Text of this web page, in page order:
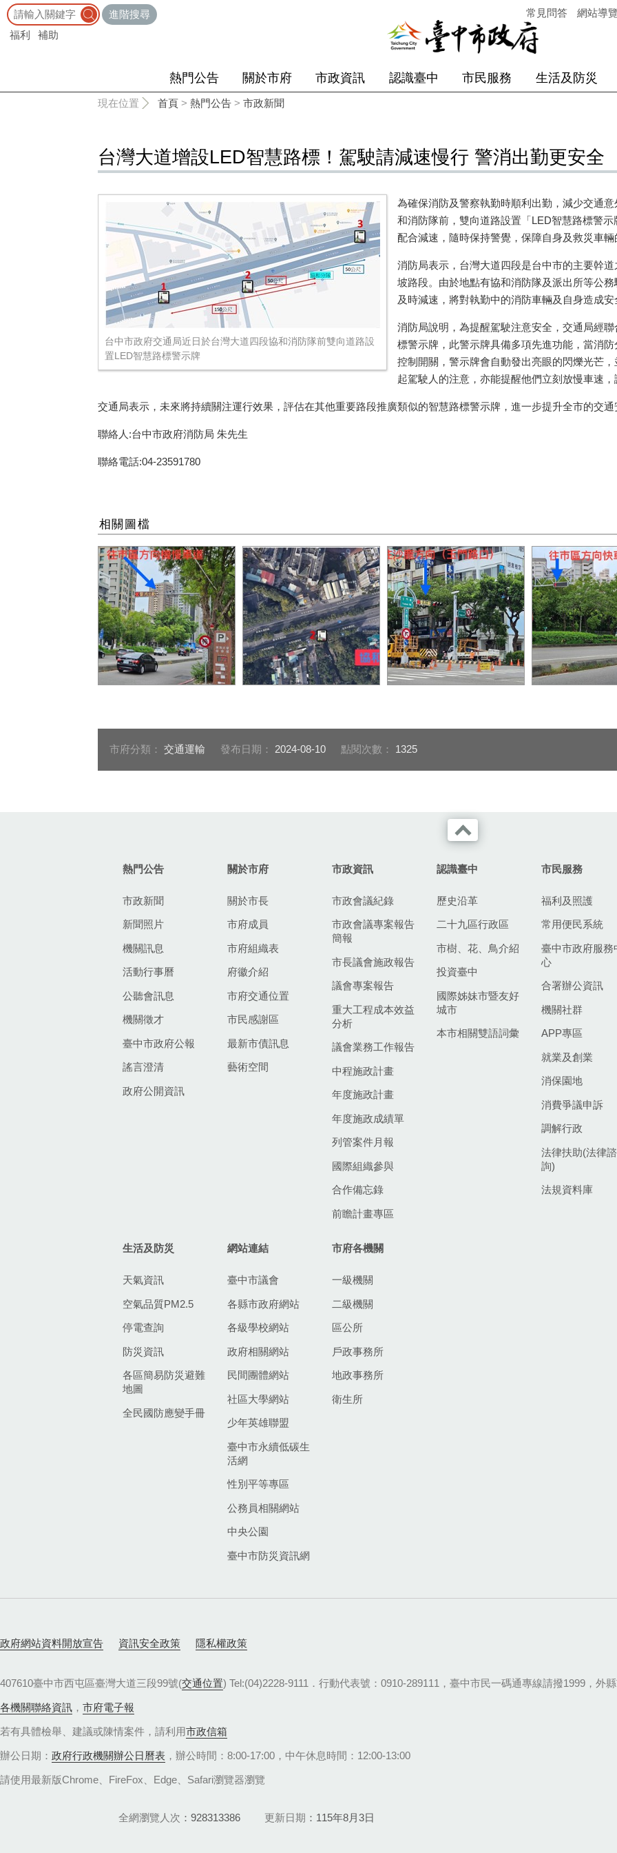
進階搜尋
福利
補助
常見問答 網站導
熱門公告 關於市府 市政資訊 認識臺中 市民服務 生活及防災
現在位置 首頁 > 熱門公告 > 市政新聞
台灣大道增設LED智慧路標！駕駛請減速慢行 警消出勤更安全
台中市政府交通局近日於台灣大道四段協和消防隊前雙向道路設
置LED智慧路標警示牌
為確保消防及警察執勤時順利出勤，減少交通
和消防隊前，雙向道路設置「LED智慧路標警
配合減速，隨時保持警覺，保障自身及救災車
消防局表示，台灣大道四段是台中市的主要幹
坡路段。由於地點有協和消防隊及派出所等公
及時減速，將對執勤中的消防車輛及自身造成
消防局說明，為提醒駕駛注意安全，交通局經
標警示牌，此警示牌具備多項先進功能，當消
控制開關，警示牌會自動發出亮眼的閃爍光芒
起駕駛人的注意，亦能提醒他們立刻放慢車速
交通局表示，未來將持續關注運行效果，評估在其他重要路段推廣類似的智慧路標警示牌，進一步提升全市的交
聯絡人:台中市政府消防局 朱先生
聯絡電話:04-23591780
相關圖檔
請配合減速
安全
市府分類： 交通運輸 發布日期： 2024-08-10 點閱次數： 1325
熱門公告
市政新聞
新聞照片
機關訊息
活動行事曆
公聽會訊息
機關徵才
臺中市政府公報
謠言澄清
政府公開資訊
關於市府
關於市長
市府成員
市府組織表
府徽介紹
市府交通位置
市民感謝區
最新市債訊息
藝術空間
市政資訊
市政會議紀錄
市政會議專案報告
簡報
市長議會施政報告
議會專案報告
重大工程成本效益
分析
議會業務工作報告
中程施政計畫
年度施政計畫
年度施政成績單
列管案件月報
國際組織參與
合作備忘錄
前瞻計畫專區
認識臺中
歷史沿革
二十九區行政區
市樹、花、鳥介紹
投資臺中
國際姊妹市暨友好
城市
本市相關雙語詞彙
市民服務
福利及照護
常用便民系統
臺中市政府服務
心
合署辦公資訊
機關社群
APP專區
就業及創業
消保園地
消費爭議申訴
調解行政
法律扶助(法律諮
詢)
法規資料庫
生活及防災
天氣資訊
空氣品質PM2.5
停電查詢
防災資訊
各區簡易防災避難
地圖
全民國防應變手冊
網站連結
臺中市議會
各縣市政府網站
各級學校網站
政府相關網站
民間團體網站
社區大學網站
少年英雄聯盟
臺中市永續低碳生
活網
性別平等專區
公務員相關網站
中央公園
臺中市防災資訊網
市府各機關
一級機關
二級機關
區公所
戶政事務所
地政事務所
衛生所
政府網站資料開放宣告 資訊安全政策 隱私權政策
407610臺中市西屯區臺灣大道三段99號(交通位置) Tel:(04)2228-9111．行動代表號：0910-289111，臺中市民一碼通專線請撥1999，外
各機關聯絡資訊 ， 市府電子報
若有具體檢舉、建議或陳情案件，請利用市政信箱
辦公日期： 政府行政機關辦公日曆表 ，辦公時間：8:00-17:00，中午休息時間：12:00-13:00
請使用最新版Chrome、FireFox、Edge、Safari瀏覽器瀏覽
全網瀏覽人次 928313386 更新日期 115年8月3日